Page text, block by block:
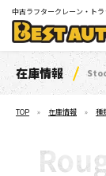
中古ラフタークレーン・ト
在庫情報
TOP 在庫情報 種